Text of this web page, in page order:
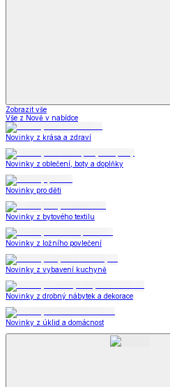
Zobrazit vše
Vše z Nově v nabídce
Novinky z krása a zdraví
Novinky z oblečení, boty a doplňky
Novinky pro děti
Novinky z bytového textilu
Novinky z ložního povlečení
Novinky z vybavení kuchyně
Novinky z drobný nábytek a dekorace
Novinky z úklid a domácnost